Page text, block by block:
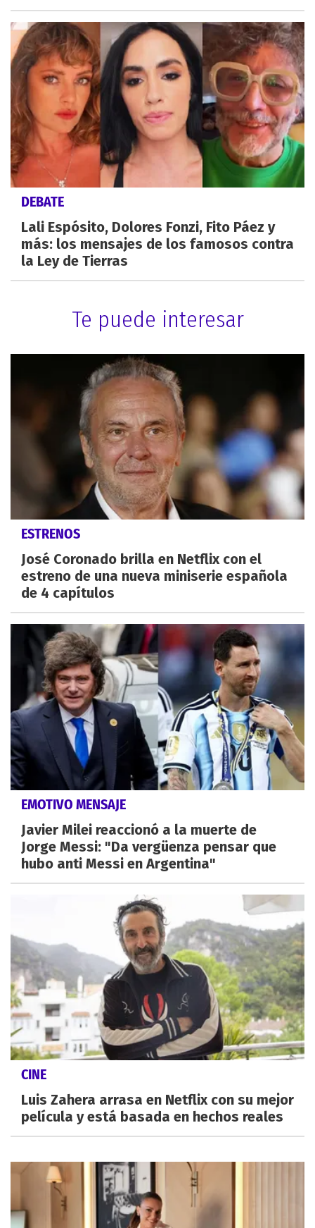
DEBATE
Lali Espósito, Dolores Fonzi, Fito Páez y
más: los mensajes de los famosos contra
la Ley de Tierras
Te puede interesar
ESTRENOS
José Coronado brilla en Netflix con el
estreno de una nueva miniserie española
de 4 capítulos
EMOTIVO MENSAJE
Javier Milei reaccionó a la muerte de
Jorge Messi: "Da vergüenza pensar que
hubo anti Messi en Argentina"
CINE
Luis Zahera arrasa en Netflix con su mejor
película y está basada en hechos reales